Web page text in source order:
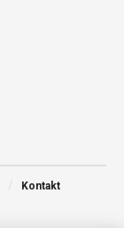
Kontakt